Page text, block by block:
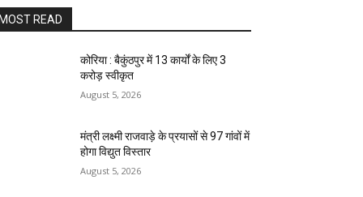
READ
कोरिया : बैकुंठपुर में 13 कार्यों के लिए 3
करोड़ स्वीकृत
August 5, 2026
मंत्री लक्ष्मी राजवाड़े के प्रयासों से 97 गांवों में
होगा विद्युत विस्तार
August 5, 2026